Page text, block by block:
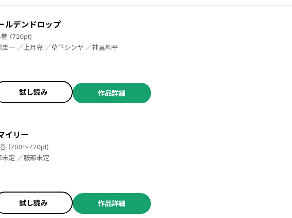
ルデンドロップ
巻 (720pt)
津覇圭一 ／上月亮 ／草下シンヤ ／神里純平
試し読み 作品詳細
イリー
巻 (700～770pt)
服部未定 ／服部未定
試し読み 作品詳細